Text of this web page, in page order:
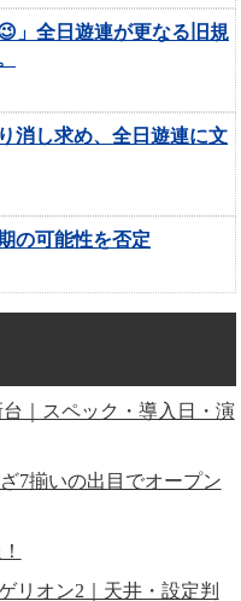
」全日遊連が更なる旧規
消し求め、全日遊連に文
の可能性を否定
｜スペック・導入日・演
7揃いの出目でオープン
リオン2｜天井・設定判